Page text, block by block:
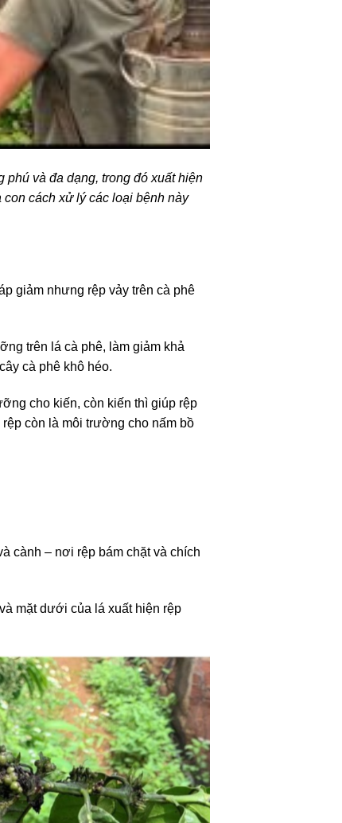
phú và đa dạng, trong đó xuất hiện
cách xử lý các loại bệnh này
giảm nhưng rệp vảy trên cà phê
trên lá cà phê, làm giảm khả
cà phê khô héo.
cho kiến, còn kiến thì giúp rệp
còn là môi trường cho nấm bồ
cành – nơi rệp bám chặt và chích
mặt dưới của lá xuất hiện rệp